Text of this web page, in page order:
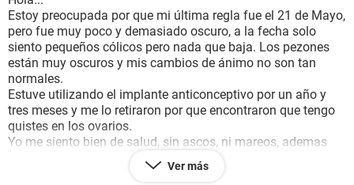
BIENESTAR
SEXUALIDAD
GLOSARIO
Estoy preocupada por que mi última regla fue el 21 de Mayo,
pero fue muy poco y demasiado oscuro, a la fecha solo
siento pequeños cólicos pero nada que baja. Los pezones
están muy oscuros y mis cambios de ánimo no son tan
normales.
Estuve utilizando el implante anticonceptivo por un año y
tres meses y me lo retiraron por que encontraron que tengo
quistes en los ovarios.
Yo me siento bien de salud, sin ascos, ni mareos, ademas
hace como 15 días me hice una prueba de embarazo de
farmacia, por la tarde y salio negativa.
Ver más